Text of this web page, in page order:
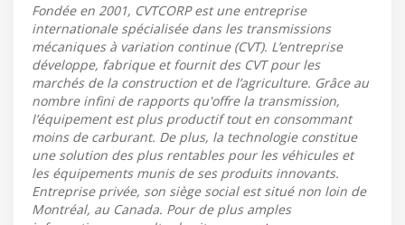
Fondée en 2001, CVTCORP est une entreprise
internationale spécialisée dans les transmissions
mécaniques à variation continue (CVT). L’entreprise
développe, fabrique et fournit des CVT pour les
marchés de la construction et de l’agriculture. Grâce au
nombre infini de rapports qu'offre la transmission,
l’équipement est plus productif tout en consommant
moins de carburant. De plus, la technologie constitue
une solution des plus rentables pour les véhicules et
les équipements munis de ses produits innovants.
Entreprise privée, son siège social est situé non loin de
Montréal, au Canada. Pour de plus amples